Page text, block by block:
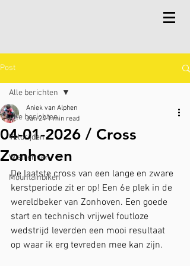
Post
Alle berichten
Veldrijden
Wielrennen
Mountainbiken
Alle berichten
04-01-2026 / Cross
Zonhoven
Aniek van Alphen
Jan 24 1 min read
De laatste cross van een lange en zware
kerstperiode zit er op! Een 6e plek in de
wereldbeker van Zonhoven. Een goede
start en technisch vrijwel foutloze
wedstrijd leverden een mooi resultaat
op waar ik erg tevreden mee kan zijn.